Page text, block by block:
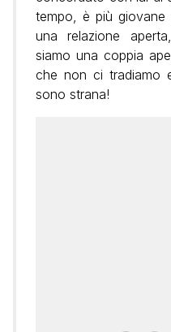
tempo, è più
una relazione
siamo una coppia
che non ci tradiamo
sono strana!